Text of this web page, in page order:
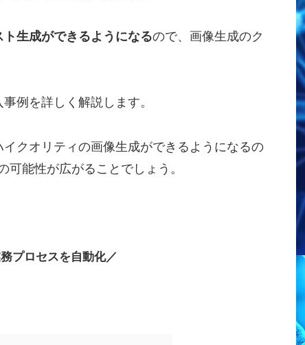
生成ができるようになるので、画像生成のク
例を詳しく解説します。
クオリティの画像生成ができるようになるの
能性が広がることでしょう。
プロセスを自動化／